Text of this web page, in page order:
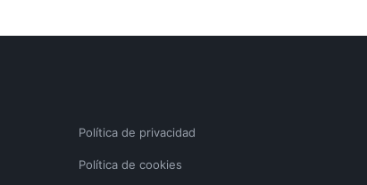
Política de privacidad
Política de cookies